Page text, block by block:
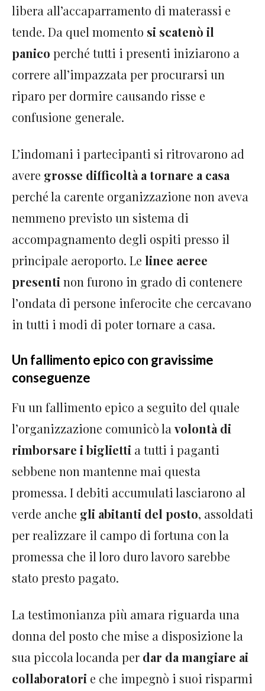
libera all’accaparramento di materassi e
tende. Da quel momento si scatenò il
panico perché tutti i presenti iniziarono a
correre all’impazzata per procurarsi un
riparo per dormire causando risse e
confusione generale.
L’indomani i partecipanti si ritrovarono ad
avere grosse difficoltà a tornare a casa
perché la carente organizzazione non aveva
nemmeno previsto un sistema di
accompagnamento degli ospiti presso il
principale aeroporto. Le linee aeree
presenti non furono in grado di contenere
l’ondata di persone inferocite che cercavano
in tutti i modi di poter tornare a casa.
Un fallimento epico con gravissime
conseguenze
Fu un fallimento epico a seguito del quale
l’organizzazione comunicò la volontà di
rimborsare i biglietti a tutti i paganti
sebbene non mantenne mai questa
promessa. I debiti accumulati lasciarono al
verde anche gli abitanti del posto, assoldati
per realizzare il campo di fortuna con la
promessa che il loro duro lavoro sarebbe
stato presto pagato.
La testimonianza più amara riguarda una
donna del posto che mise a disposizione la
sua piccola locanda per dar da mangiare ai
collaboratori e che impegnò i suoi risparmi